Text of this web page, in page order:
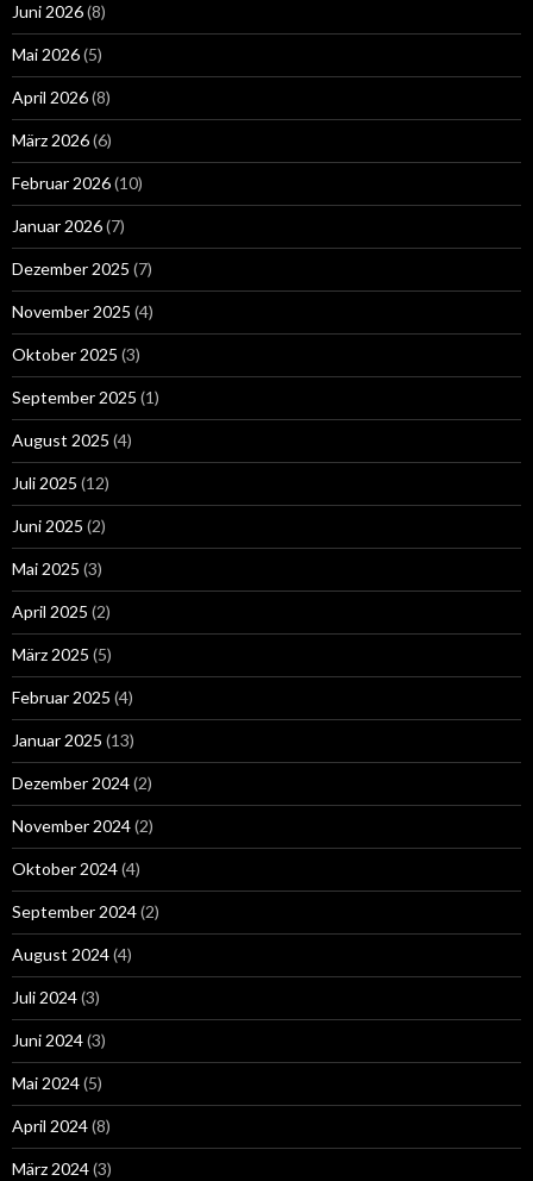
Juni 2026(8)
Mai 2026(5)
April 2026(8)
März 2026(6)
Februar 2026(10)
Januar 2026(7)
Dezember 2025 (7)
November 2025 (4)
Oktober 2025 (3)
September 2025 (1)
August 2025 (4)
Juli 2025 (12)
Juni 2025 (2)
Mai 2025 (3)
April 2025 (2)
März 2025 (5)
Februar 2025 (4)
Januar 2025 (13)
Dezember 2024(2)
November 2024(2)
Oktober 2024(4)
September 2024(2)
August 2024(4)
Juli 2024(3)
Juni 2024(3)
Mai 2024(5)
April 2024(8)
März 2024(3)